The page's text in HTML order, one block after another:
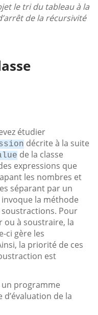
le tri du tableau à la
de la récursivité
étudier
décrite à la suite
de la classe
expressions que
les nombres et
séparant par un
la méthode
Pour
ou à soustraire, la
ci gère les
la priorité de ces
est
programme
de la